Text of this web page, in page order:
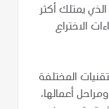
يمتلك أكثر
الاختراع
المختلفة
أعمالها،